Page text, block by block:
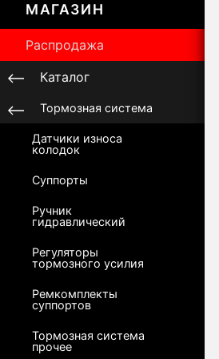
МАГАЗИН
Распродажа
Каталог
Тормозная система
Датчики износа
колодок
Суппорты
Ручник
гидравлический
Регуляторы
тормозного усилия
Ремкомплекты
суппортов
Тормозная система
прочее